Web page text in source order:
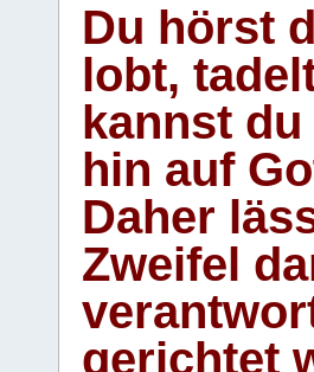
Du hörst
lobt,
kannst
hin auf
Daher
Zweifel
gerichtet